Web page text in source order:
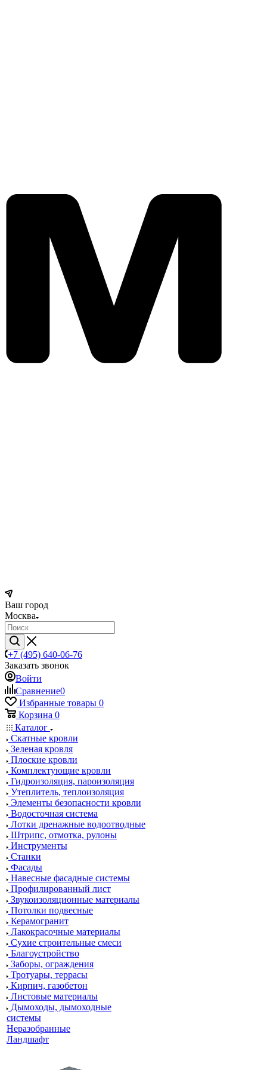
Ваш город
Москва
+7 (495) 640-06-76
Заказать звонок
Войти
Сравнение0
Избранные товары 0
Корзина 0
Каталог
Скатные кровли
Зеленая кровля
Плоские кровли
Комплектующие кровли
Гидроизоляция, пароизоляция
Утеплитель, теплоизоляция
Элементы безопасности кровли
Водосточная система
Лотки дренажные водоотводные
Штрипс, отмотка, рулоны
Инструменты
Станки
Фасады
Навесные фасадные системы
Профилированный лист
Звукоизоляционные материалы
Потолки подвесные
Керамогранит
Лакокрасочные материалы
Сухие строительные смеси
Благоустройство
Заборы, ограждения
Тротуары, террасы
Кирпич, газобетон
Листовые материалы
Дымоходы, дымоходные
системы
Неразобранные
Ландшафт